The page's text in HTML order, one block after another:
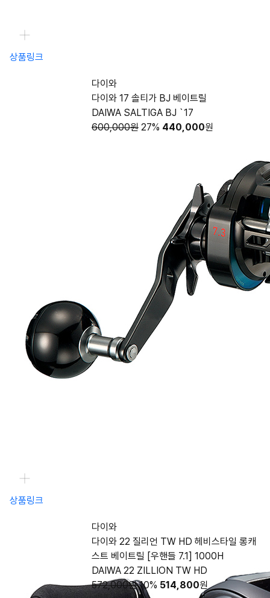
상품링크
다이와
다이와 17 솔티가 BJ 베이트릴
DAIWA SALTIGA BJ `17
600,000원 27% 440,000원
상품링크
다이와
다이와 22 질리언 TW HD 헤비스타일 롱캐
스트 베이트릴 [우핸들 7.1] 1000H
DAIWA 22 ZILLION TW HD
572,000원 10% 514,800원